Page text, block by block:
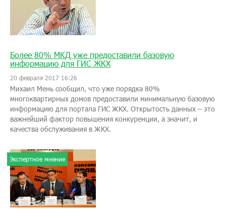
Более 80% МКД уже предоставили базовую
информацию для ГИС ЖКХ
20 февраля 2017 16:26
Михаил Мень сообщил, что уже порядка 80%
многоквартирных домов предоставили минимальную базовую
информацию для портала ГИС ЖКХ. Открытость данных – это
важнейший фактор повышения конкуренции, а значит, и
качества обслуживания в ЖКХ.
Экспертное мнение